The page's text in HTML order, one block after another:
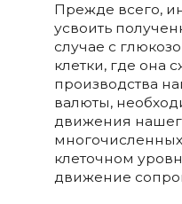
Прежде всего,
усвоить
случае с
клетки, где она
производства
валюты,
движения
клеточном
движение